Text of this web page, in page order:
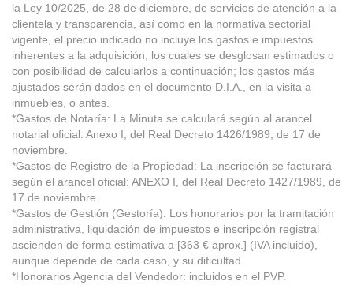
la Ley 10/2025, de 28 de diciembre, de servicios de atención a la
clientela y transparencia, así como en la normativa sectorial
vigente, el precio indicado no incluye los gastos e impuestos
inherentes a la adquisición, los cuales se desglosan estimados o
con posibilidad de calcularlos a continuación; los gastos más
ajustados serán dados en el documento D.I.A., en la visita a
inmuebles, o antes.
*Gastos de Notaría: La Minuta se calculará según al arancel
notarial oficial: Anexo I, del Real Decreto 1426/1989, de 17 de
noviembre.
*Gastos de Registro de la Propiedad: La inscripción se facturará
según el arancel oficial: ANEXO I, del Real Decreto 1427/1989, de
17 de noviembre.
*Gastos de Gestión (Gestoría): Los honorarios por la tramitación
administrativa, liquidación de impuestos e inscripción registral
ascienden de forma estimativa a [363 € aprox.] (IVA incluido),
aunque depende de cada caso, y su dificultad.
*Honorarios Agencia del Vendedor: incluidos en el PVP.